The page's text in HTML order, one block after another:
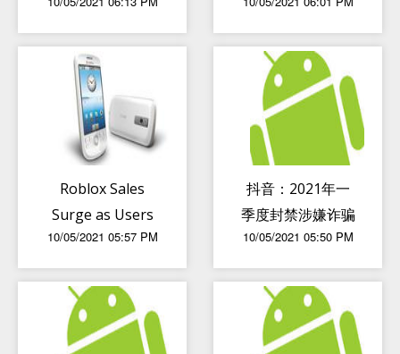
rugged Ulefone
Armor 8 Pro
厂：5月已有13名
工程师感染
Roblox Sales
Surge as Users
Flock to
Videogame
Platform
10/05/2021 05:57 PM
抖音：2021年一
季度封禁涉嫌诈骗
账号超47万个
10/05/2021 05:50 PM